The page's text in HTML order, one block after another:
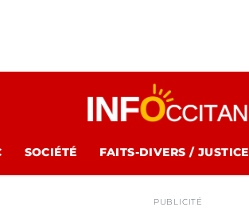
SOCIÉTÉ FAITS-DIVERS / JUSTICE
PUBLICITÉ